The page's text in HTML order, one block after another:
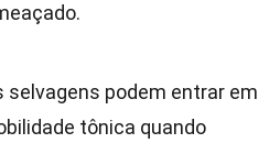
selvagens podem entrar em
tônica quando